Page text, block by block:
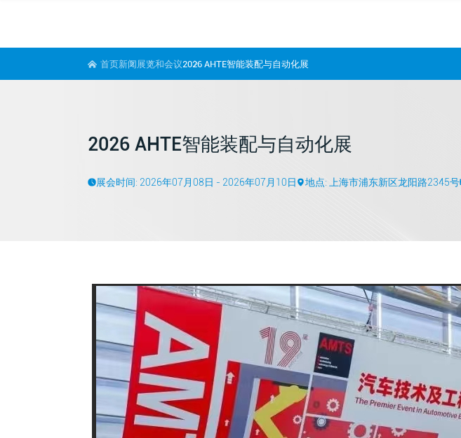
首页新闻 展览和会议2026 AHTE智能装配与自动化展
2026 AHTE智能装配与自动化展
展会时间: 2026年07月08日 - 2026年07月10日 地点: 上海市浦东新区龙阳路2345号